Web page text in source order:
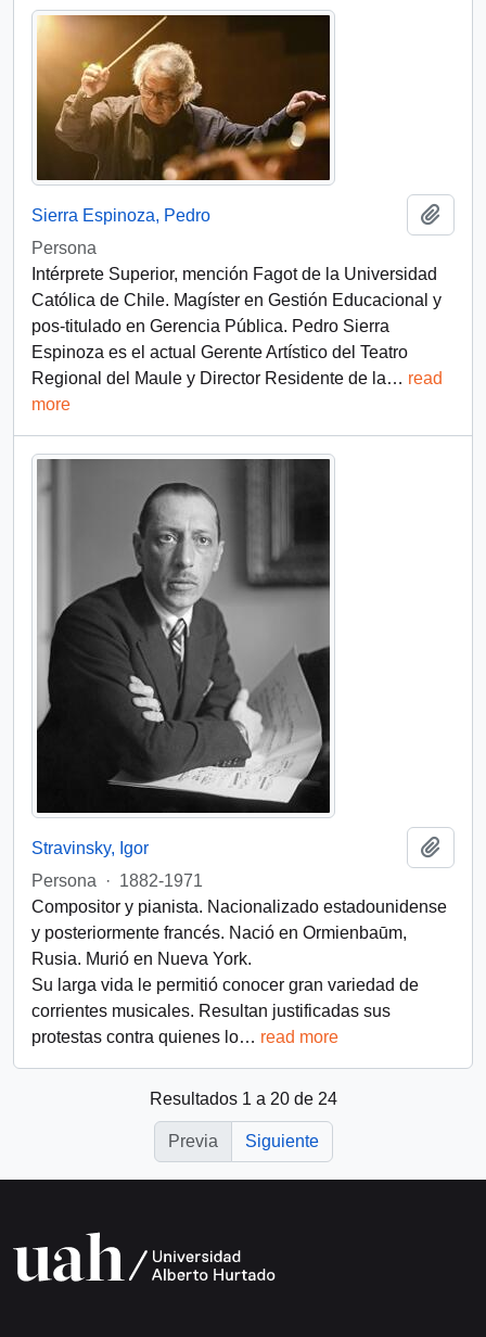
Sierra Espinoza, Pedro
Persona
Intérprete Superior, mención Fagot de la Universidad
Católica de Chile. Magíster en Gestión Educacional y
pos-titulado en Gerencia Pública. Pedro Sierra
Espinoza es el actual Gerente Artístico del Teatro
Regional del Maule y Director Residente de la… read
more
Stravinsky, Igor
Persona
· 1882-1971
Compositor y pianista. Nacionalizado estadounidense
y posteriormente francés. Nació en Ormienbaūm,
Rusia. Murió en Nueva York.
Su larga vida le permitió conocer gran variedad de
corrientes musicales. Resultan justificadas sus
protestas contra quienes lo… read more
Resultados 1 a 20 de 24
Previa Siguiente